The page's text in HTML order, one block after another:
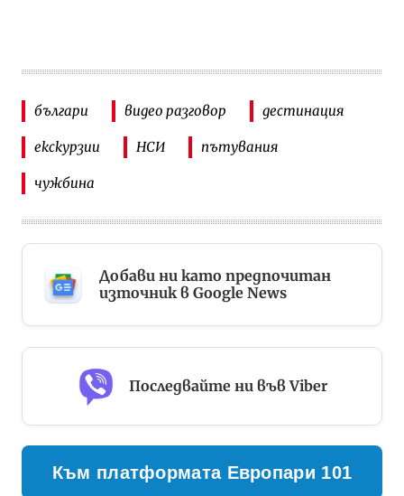
българи видео разговор дестинация
екскурзии НСИ пътувания
чужбина
Добави ни като предпочитан
източник в Google News
Последвайте ни във Viber
Към платформата Европари 101